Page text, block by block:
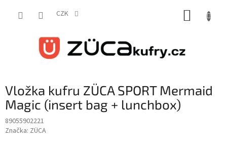
CZK
Vložka kufru ZÜCA SPORT Mermaid
Magic (insert bag + lunchbox)
89055902221
Značka: ZÜCA